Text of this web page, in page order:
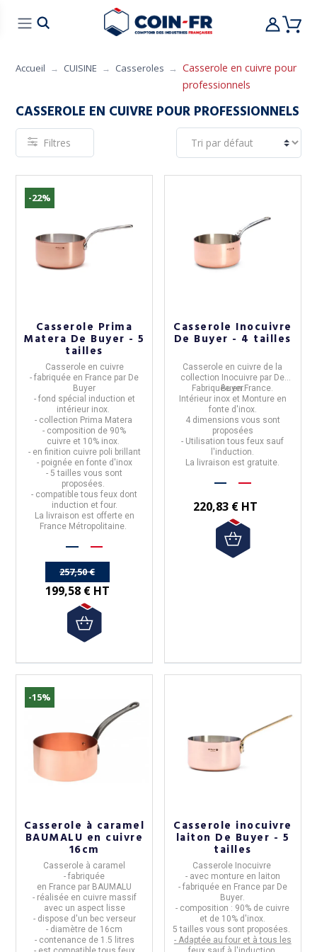
CUISINE MOBILIER
Accueil CUISINE Casseroles
Casserole en cuivre pour
professionnels
CASSEROLE EN CUIVRE POUR PROFESSIONNELS
-10%
Filtres
-22%
Casserole Prima
Matera De Buyer - 5
tailles
Casseroleen cuivre
- fabriquée en France par De
Buyer
- fond spécial induction et
intérieur inox.
- collection Prima Matera
- composition de 90%
cuivre et 10% inox
- en finition cuivre poli brillant
- poignée en fonte d'inox
- 5 tailles vous sont
proposées.
- compatible tous feux dont
induction et four.
La livraison est offerte en
France Métropolitaine.
257,50 €
199,58 € HT
Casserole Inocuivre
De Buyer - 4 tailles
Casserole en cuivre de la
collection Inocuivre par De
Buyer.
Fabriquée enFrance
Intérieur inox et Monture en
fonte d'inox.
4 dimensions vous sont
proposées
- Utilisationtous feux sauf
l'induction.
La livraison est gratuite
220,83 € HT
-15%
Casserole à caramel
BAUMALU en cuivre
16cm
Casserole à caramel
- fabriquée
en France par BAUMALU
- réalisée en cuivre massif
avec un aspect lisse
- dispose d'un bec verseur
- diamètre de 16cm
- contenance de1.5 litres
Casserole inocuivre
laiton De Buyer - 5
tailles
Casserole Inocuivre
- avec monture en laiton
- fabriquée en Francepar De
Buyer.
- composition : 90% de cuivre
et de 10% d'inox.
5 tailles vous sont proposées.
- Adaptée au four et à tous les